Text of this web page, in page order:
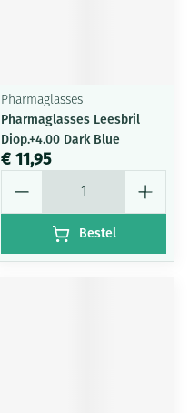
Pharmaglasses
Pharmaglasses Leesbril
Diop.+4.00 Dark Blue
€ 11,95
Bestel